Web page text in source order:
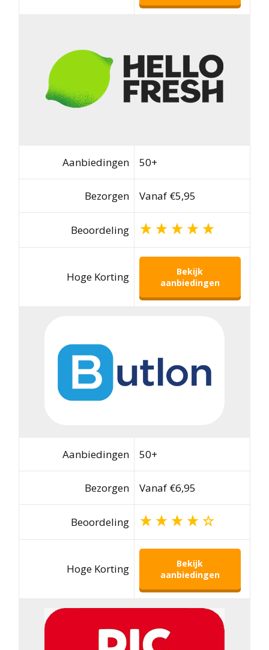
Aanbiedingen 50+
Bezorgen Vanaf €5,95
Beoordeling
Hoge Korting
Bekijk
aanbiedingen
Aanbiedingen 50+
Bezorgen Vanaf €6,95
Beoordeling
Hoge Korting
Bekijk
aanbiedingen